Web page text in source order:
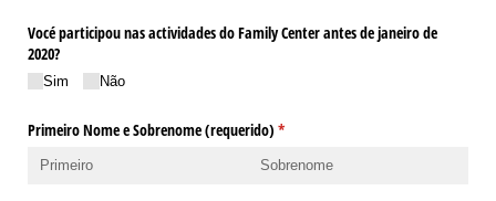
Vocé participou nas actividades do Family Center antes de janeiro de
2020?
Sim Não
Primeiro Nome e Sobrenome (requerido) *
(obrigatório)